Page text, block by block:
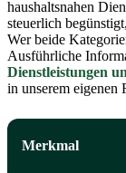
haushaltsnahen
steuerlich
Wer beide
Ausführliche
Dienstleistungen
in unserem eigenen
Merkmal